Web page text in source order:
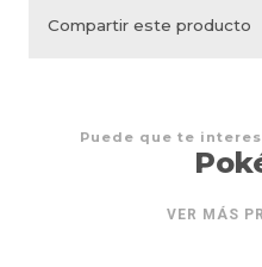
Compartir este producto
Puede que te
VER MÁS